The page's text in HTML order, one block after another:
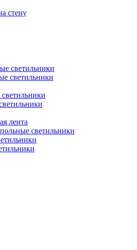
стену
светильники
светильники
лента
светильники